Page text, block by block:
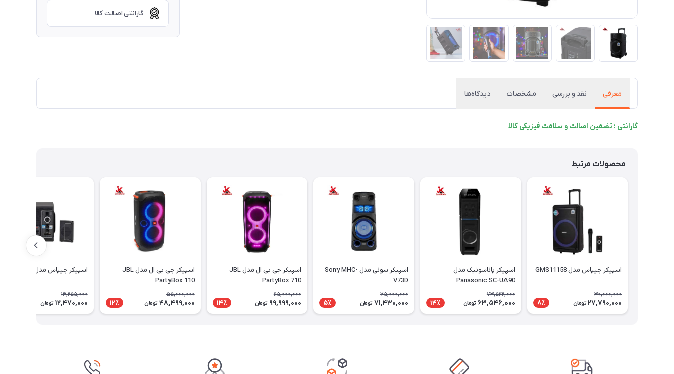
گارانتی اصالت کالا
معرفی نقد و بررسی مشخصات دیدگاه‌ها
گارانتی : تضمین اصالت و سلامت فیزیکی کالا
محصولات مرتبط
اسپیکر جیپاس مدل GMS11158
30,000,000
27,790,000 تومان 8٪
اسپیکر پاناسونیک مدل
Panasonic SC-UA90
73,542,000
63,546,000 تومان 14٪
اسپیکر سونی مدل Sony MHC-
V73D
75,000,000
71,430,000 تومان 5٪
اسپیکر جی بی ال مدل JBL
PartyBox 710
115,000,000
99,999,000 تومان 14٪
اسپیکر جی بی ال مدل JBL
PartyBox 110
55,000,000
48,499,000 تومان 12٪
اسپیکر جیپاس مدل GMS8585
13,255,000
12,470,000 تومان